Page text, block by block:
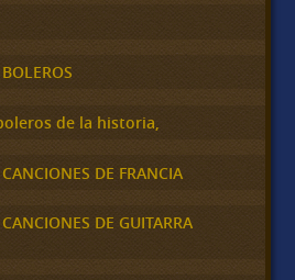
de la historia,
DE FRANCIA
DE GUITARRA